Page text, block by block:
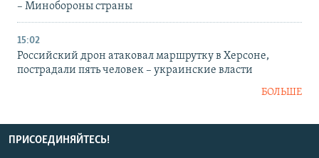
– Минобороны страны
15:02
Российский дрон атаковал маршрутку в Херсоне,
пострадали пять человек – украинские власти
БОЛЬШЕ
ПРИСОЕДИНЯЙТЕСЬ!